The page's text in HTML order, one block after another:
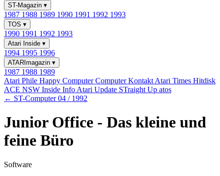
ST-Magazin ▾
1987 1988 1989 1990 1991 1992 1993
TOS ▾
1990 1991 1992 1993
Atari Inside ▾
1994 1995 1996
ATARImagazin ▾
1987 1988 1989
Atari Phile Happy ComputerComputer Kontakt Atari Times Hitdisk
ACE NSW Inside Info Atari Update STraight Up atos
← ST-Computer 04 / 1992
Junior Office - Das kleine und
feine Büro
Software